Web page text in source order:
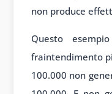
non produce
Questo
fraintendimento
100.000 non